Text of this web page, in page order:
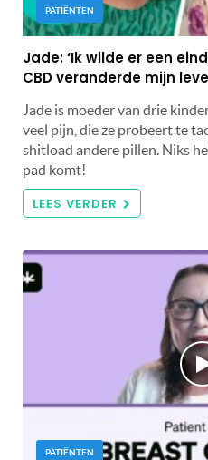
PATIËNTEN
Jade: ‘Ik wilde er een
CBD veranderde mijn
Jade is moeder van drie
veel pijn, die ze probeert te
shitload andere pillen. Niks
pad komt!
LEES VERDER
PATIËNTEN